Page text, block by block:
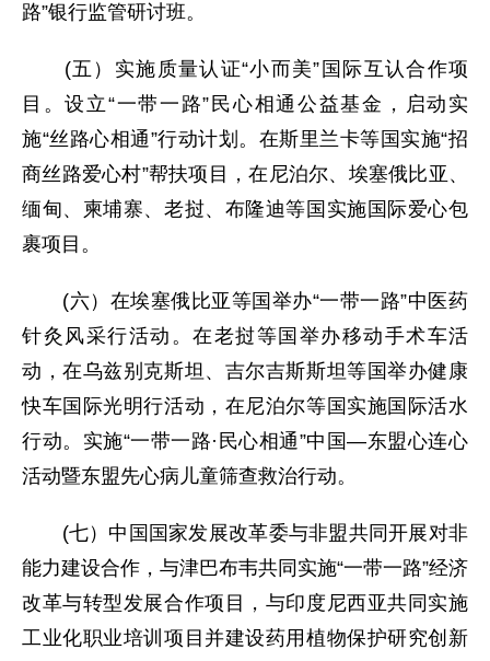
路”银行监管研讨班。
(五）实施质量认证“小而美”国际互认合作项
目。设立“一带一路”民心相通公益基金，启动实
施“丝路心相通”行动计划。在斯里兰卡等国实施“招
商丝路爱心村”帮扶项目，在尼泊尔、埃塞俄比亚、
缅甸、柬埔寨、老挝、布隆迪等国实施国际爱心包
裹项目。
(六）在埃塞俄比亚等国举办“一带一路”中医药
针灸风采行活动。在老挝等国举办移动手术车活
动，在乌兹别克斯坦、吉尔吉斯斯坦等国举办健康
快车国际光明行活动，在尼泊尔等国实施国际活水
行动。实施“一带一路·民心相通”中国—东盟心连心
活动暨东盟先心病儿童筛查救治行动。
(七）中国国家发展改革委与非盟共同开展对非
能力建设合作，与津巴布韦共同实施“一带一路”经济
改革与转型发展合作项目，与印度尼西亚共同实施
工业化职业培训项目并建设药用植物保护研究创新